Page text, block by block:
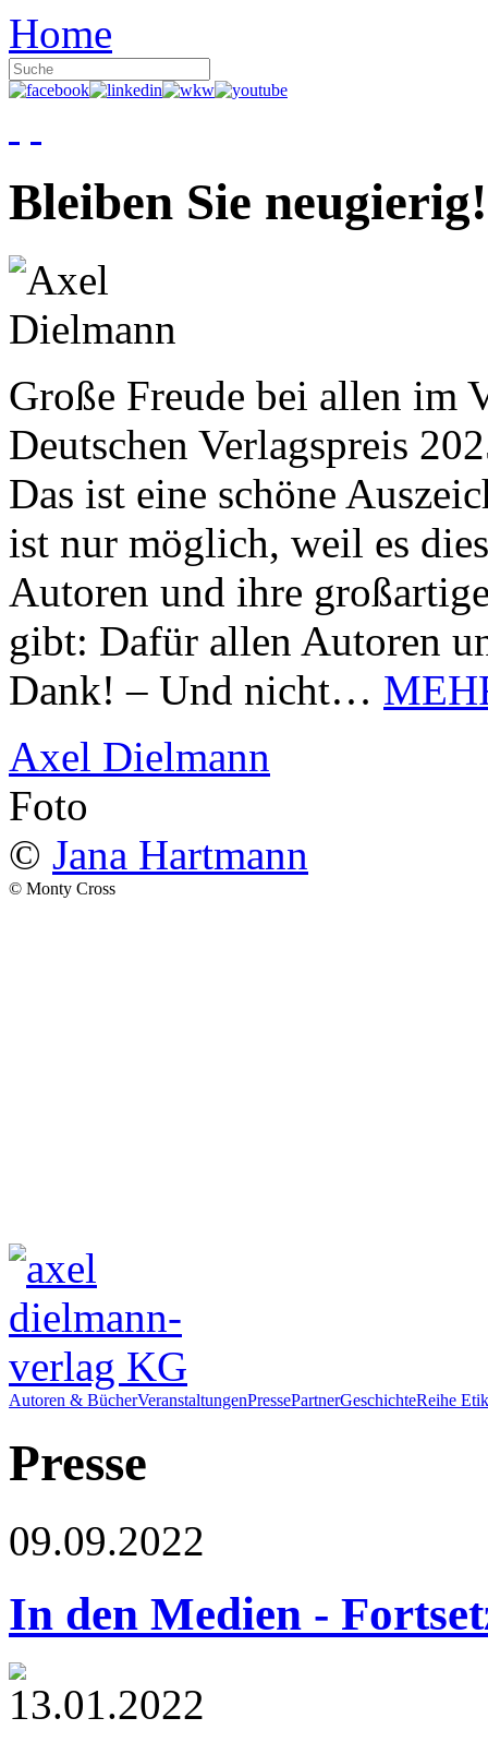
Home
Bleiben Sie neugierig!
Große Freude bei allen im
Deutschen Verlagspreis
Das ist eine schöne
ist nur möglich, weil es
Autoren und ihre
gibt: Dafür allen Autoren
Dank! – Und nicht…
Axel Dielmann
Foto
© Jana Hartmann
© Monty Cross
Autoren & BücherVeranstaltungenPressePartnerGeschichteReihe
Presse
09.09.2022
In den Medien -
13.01.2022